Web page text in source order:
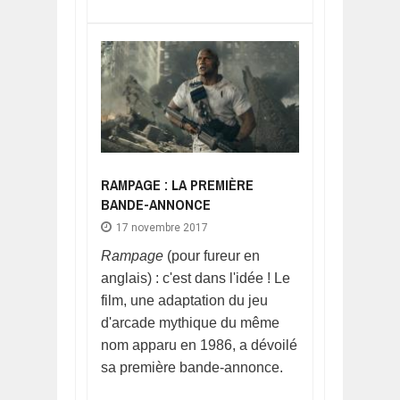
RAMPAGE : LA PREMIÈRE
BANDE-ANNONCE
17 novembre 2017
Rampage (pour fureur en
anglais) : c'est dans l'idée ! Le
film, une adaptation du jeu
d'arcade mythique du même
nom apparu en 1986, a dévoilé
sa première bande-annonce.